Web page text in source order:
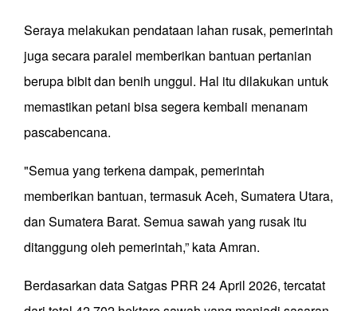
Seraya melakukan pendataan lahan rusak, pemerintah
juga secara paralel memberikan bantuan pertanian
berupa bibit dan benih unggul. Hal itu dilakukan untuk
memastikan petani bisa segera kembali menanam
pascabencana.
"Semua yang terkena dampak, pemerintah
memberikan bantuan, termasuk Aceh, Sumatera Utara,
dan Sumatera Barat. Semua sawah yang rusak itu
ditanggung oleh pemerintah,” kata Amran.
Berdasarkan data Satgas PRR 24 April 2026, tercatat